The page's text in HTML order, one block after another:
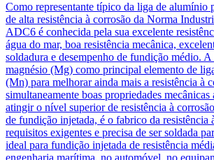
Como representante típico da liga de alumínio
de alta resistência à corrosão da Norma
ADC6 é conhecida pela sua excelente
água do mar, boa resistência mecânica,
soldadura e desempenho de fundição médio.
magnésio (Mg) como principal elemento de
(Mn) para melhorar ainda mais a resistência à
simultaneamente boas propriedades mecânicas
atingir o nível superior de resistência à
de fundição injetada, é o fabrico da resistência
requisitos exigentes e precisa de ser soldada
ideal para fundição injetada de resistência
engenharia marítima, no automóvel, no